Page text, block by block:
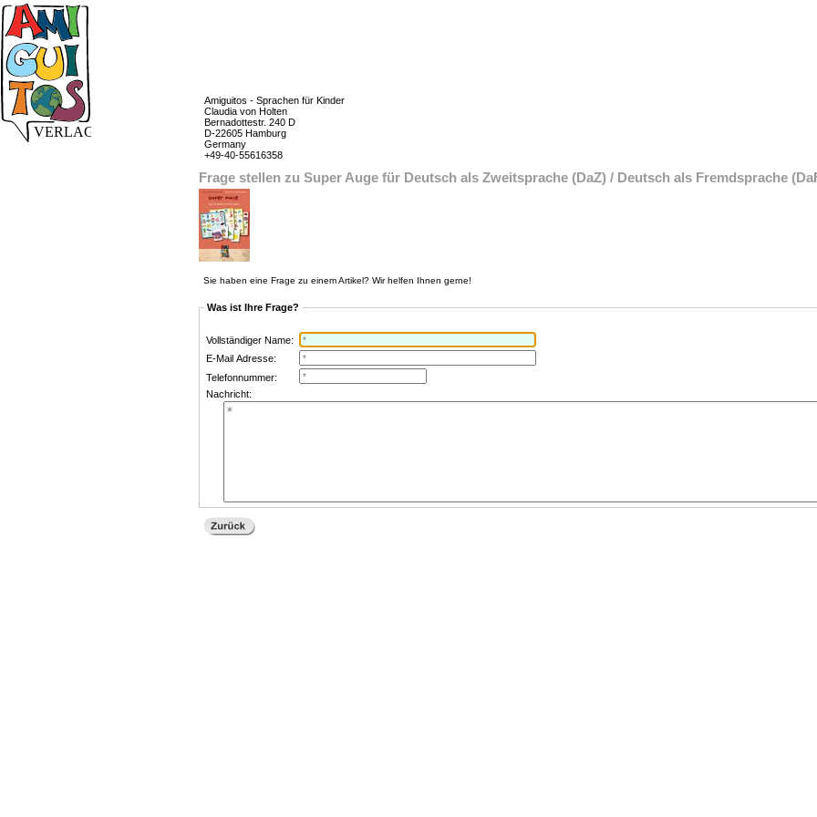
Amiguitos - Sprachen für Kinder
Claudia von Holten
Bernadottestr. 240 D
D-22605 Hamburg
Germany
+49-40-55616358
Frage stellen zu Super Auge für Deutsch als Zweitsprache (DaZ) / Deutsch als Fremdsprache
Sie haben eine Frage zu einem Artikel? Wir helfen Ihnen gerne!
Was ist Ihre Frage?
Vollständiger Name:
E-Mail Adresse:
Telefonnummer:
Nachricht: